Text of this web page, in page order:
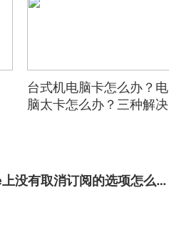
台式机电脑卡怎么办？电
脑太卡怎么办？三种解决
苹果怎样关闭自动续费？iPhone上没有取消订阅的选项怎么办？